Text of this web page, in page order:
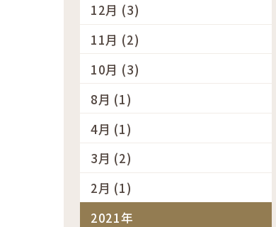
12月 (3)
11月 (2)
10月 (3)
8月 (1)
4月 (1)
3月 (2)
2月 (1)
2021年